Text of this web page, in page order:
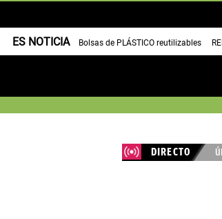
ES NOTICIA Bolsas de PLÁSTICO reutilizables
DIRECTO